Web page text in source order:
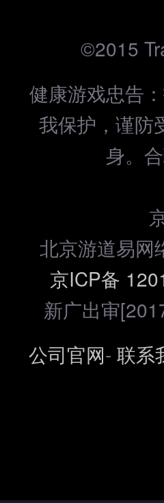
©2015
健康游戏忠告
我保护，谨防
身。
北京游道易网
京ICP备
新广出审
公司官网-联系